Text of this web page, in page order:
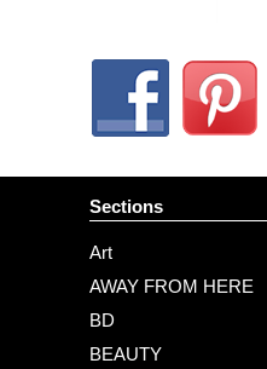
Sections
Art
AWAY FROM HERE
BD
BEAUTY